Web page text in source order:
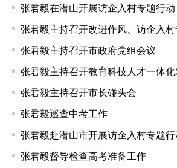
张君毅在潜山开展访企入村专题行动
张君毅主持召开改进作风、访企入
张君毅主持召开市政府党组会议
张君毅主持召开教育科技人才一体
张君毅主持召开市长碰头会
张君毅巡查中考工作
张君毅赴潜山市开展访企入村专题
张君毅督导检查高考准备工作